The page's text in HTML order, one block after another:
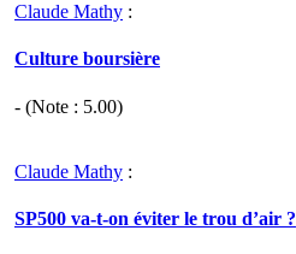
Claude Mathy :
Culture boursière
- (Note : 5.00)
Claude Mathy :
SP500 va-t-on éviter le trou d’air ?